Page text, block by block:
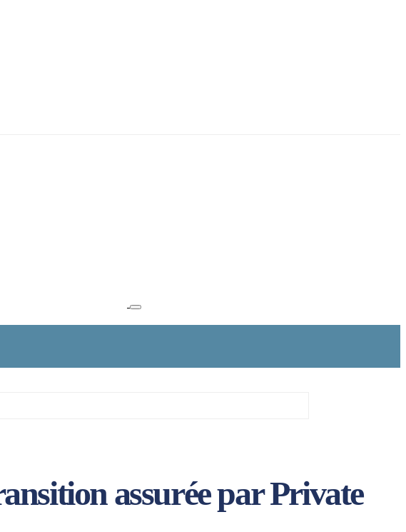
assurée par Private